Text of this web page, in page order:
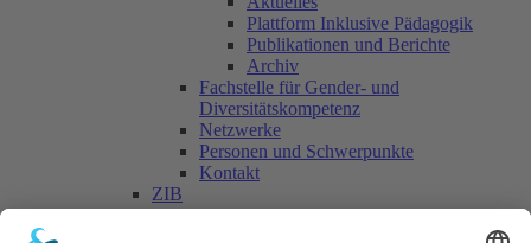
Plattform Inklusive Pädagogik
Publikationen und Berichte
Archiv
Fachstelle für Gender- und
Diversitätskompetenz
Netzwerke
Personen und Schwerpunkte
Kontakt
ZIB
Päd. Praktische Studien